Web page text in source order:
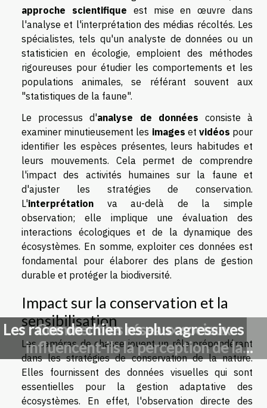
approche scientifique est mise en œuvre dans
l'analyse et l'interprétation des médias récoltés. Les
spécialistes, tels qu'un analyste de données ou un
statisticien en écologie, emploient des méthodes
rigoureuses pour étudier les comportements et les
populations animales, se référant souvent aux
"statistiques de la faune".
Le processus d'analyse de données consiste à
examiner minutieusement les images et vidéos pour
identifier les espèces présentes, leurs habitudes et
leurs mouvements. Cela permet de comprendre
l'impact des activités humaines sur la faune et
d'ajuster les stratégies de conservation.
L'interprétation va au-delà de la simple
observation; elle implique une évaluation des
interactions écologiques et de la dynamique des
écosystèmes. En somme, exploiter ces données est
fondamental pour élaborer des plans de gestion
durable et protéger la biodiversité.
Impact sur la conservation et la
sensibilisation
Les caméras de chasse jouent un rôle prépondérant
dans les stratégies de conservation de la nature.
Elles fournissent des données visuelles qui sont
essentielles pour la gestion adaptative des
écosystèmes. En effet, l'observation directe des
Comment les réseaux sociaux
influencent-ils la perception de la
chasse ?
Les races de chien les plus agressives